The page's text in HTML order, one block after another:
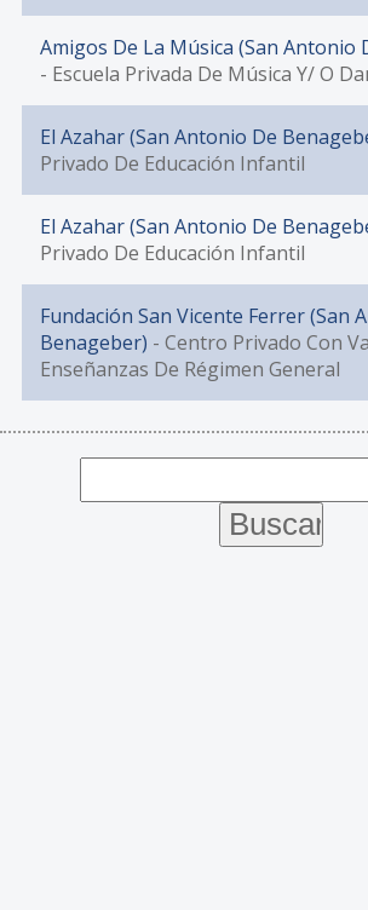
Amigos De La Música (San Antonio
- Escuela Privada De Música Y/ O
El Azahar (San Antonio De
Privado De Educación Infantil
El Azahar (San Antonio De
Privado De Educación Infantil
Fundación San Vicente Ferrer (San
Benageber) - Centro Privado Con
Enseñanzas De Régimen General